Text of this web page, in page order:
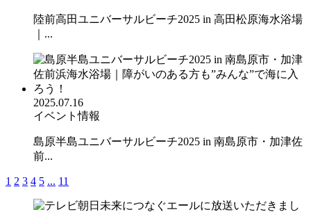
陸前高田ユニバーサルビーチ2025 in 高田松原海水浴場
｜...
2025.07.16
イベント情報
島原半島ユニバーサルビーチ2025 in 南島原市・加津佐
前...
1 2 3 4 5 ... 11